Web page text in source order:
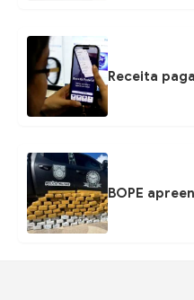
Receita
BOPE